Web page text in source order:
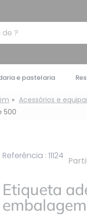
e pastelaria
Acessórios e
500
Referência : 11124
Etiqueta